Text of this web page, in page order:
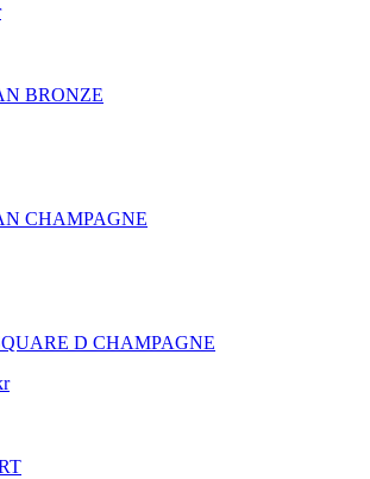
BRONZE
CHAMPAGNE
D CHAMPAGNE